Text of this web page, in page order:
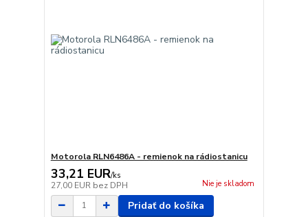
Motorola RLN6486A - remienok na rádiostanicu
33,21 EUR/ks
27,00 EUR bez DPH Nie je skladom
Pridať do košíka